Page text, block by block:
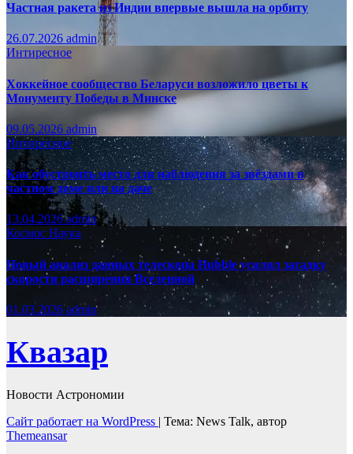
Частная ракета из Индии впервые вышла на орбиту
26.07.2026 admin
Интиресное
Хоккейное сообщество Беларуси возложило цветы к
Монументу Победы в Минске
09.05.2026 admin
Интиресное
Как обустроить место для наблюдения за звёздами в
частном доме или на даче
13.04.2026admin
Космос Наука
Новый анализ данных телескопа Hubble усилил загадку
скорости расширения Вселенной
01.03.2026admin
Квазар
Новости Астрономии
Сайт работает на WordPress | Тема: News Talk, автор
Themeansar